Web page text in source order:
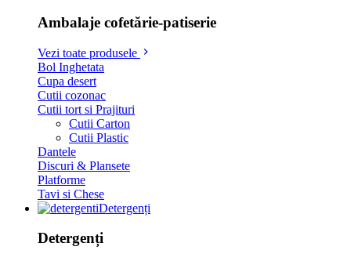
Ambalaje cofetărie-patiserie
Vezi toate produsele
Bol Inghetata
Cupa desert
Cutii cozonac
Cutii tort si Prajituri
Cutii Carton
Cutii Plastic
Dantele
Discuri & Plansete
Platforme
Tavi si Chese
Detergenți
Detergenți